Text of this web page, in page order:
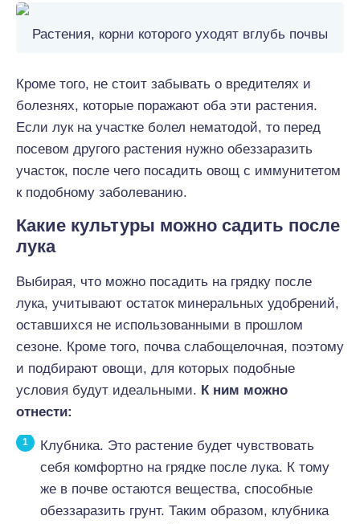
Растения, корни которого уходят вглубь почвы
Кроме того, не стоит забывать о вредителях и
болезнях, которые поражают оба эти растения.
Если лук на участке болел нематодой, то перед
посевом другого растения нужно обеззаразить
участок, после чего посадить овощ с иммунитетом
к подобному заболеванию.
Какие культуры можно садить после
лука
Выбирая, что можно посадить на грядку после
лука, учитывают остаток минеральных удобрений,
оставшихся не использованными в прошлом
сезоне. Кроме того, почва слабощелочная, поэтому
и подбирают овощи, для которых подобные
условия будут идеальными. К ним можно
отнести:
Клубника. Это растение будет чувствовать
себя комфортно на грядке после лука. К тому
же в почве остаются вещества, способные
обеззаразить грунт. Таким образом, клубника